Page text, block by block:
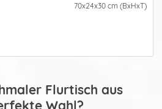
70x24x30 cm (BxHxT)
Flurtisch aus
Wahl?